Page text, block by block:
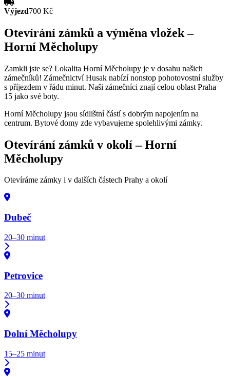
Výjezd700 Kč
Otevírání zámků a výměna vložek –
Horní Měcholupy
Zamkli jste se? Lokalita Horní Měcholupy je v dosahu našich
zámečníků! Zámečnictví Husak nabízí nonstop pohotovostní služby
s příjezdem v řádu minut. Naši zámečníci znají celou oblast Praha
15 jako své boty.
Horní Měcholupy jsou sídlištní částí s dobrým napojením na
centrum. Bytové domy zde vybavujeme spolehlivými zámky.
Otevírání zámků v okolí –Horní
Měcholupy
Otevíráme zámky i v dalších částech Prahy a okolí
Dubeč
20–30 minut
Petrovice
20–30 minut
Dolní Měcholupy
15–25 minut